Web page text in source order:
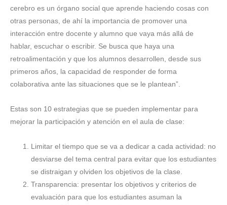
cerebro es un órgano social que aprende haciendo cosas con
otras personas, de ahí la importancia de promover una
interacción entre docente y alumno que vaya más allá de
hablar, escuchar o escribir. Se busca que haya una
retroalimentación y que los alumnos desarrollen, desde sus
primeros años, la capacidad de responder de forma
colaborativa ante las situaciones que se le plantean”.
Estas son 10 estrategias que se pueden implementar para
mejorar la participación y atención en el aula de clase:
Limitar el tiempo que se va a dedicar a cada actividad: no
desviarse del tema central para evitar que los estudiantes
se distraigan y olviden los objetivos de la clase.
Transparencia: presentar los objetivos y criterios de
evaluación para que los estudiantes asuman la